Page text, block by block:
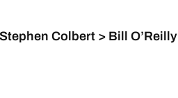
Colbert > Bill O’Reilly